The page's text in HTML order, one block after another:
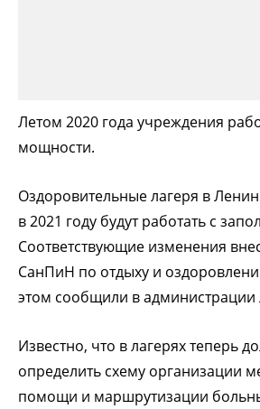
Летом 2020 года учреждения
мощности.
Оздоровительные лагеря в
в 2021 году будут работать с
Соответствующие изменения
СанПиН по отдыху и
этом сообщили в администрации
Известно, что в лагерях теперь
определить схему организации
помощи и маршрутизации